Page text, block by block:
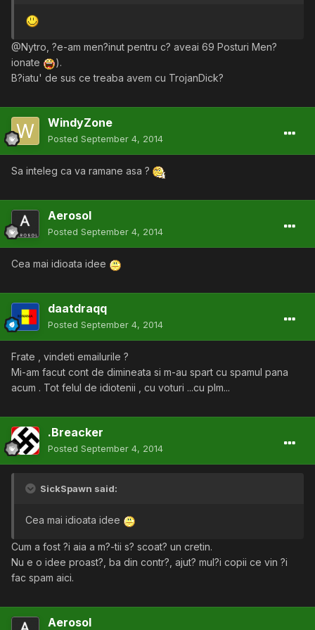
@Nytro, ?e-am men?inut pentru c? aveai 69 Posturi Men?
ionate
).
B?iatu' de sus ce treaba avem cu TrojanDick?
WindyZone
Posted September 4, 2014
Sa inteleg ca va ramane asa ?
Aerosol
Posted September 4, 2014
Cea mai idioata idee
daatdraqq
Posted September 4, 2014
Frate , vindeti emailurile ?
Mi-am facut cont de dimineata si m-au spart cu spamul pana
acum . Tot felul de idiotenii , cu voturi ...cu plm...
.Breacker
Posted September 4, 2014
SickSpawn said:
Cea mai idioata idee
Cum a fost ?i aia a m?-tii s? scoat? un cretin.
Nu e o idee proast?, ba din contr?, ajut? mul?i copii ce vin ?i
fac spam aici.
Aerosol